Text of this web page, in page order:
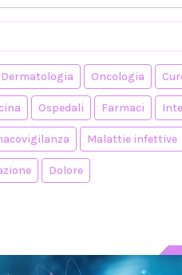
Dermatologia Oncologia
Ospedali Farmaci
Malattie infettive
Dolore